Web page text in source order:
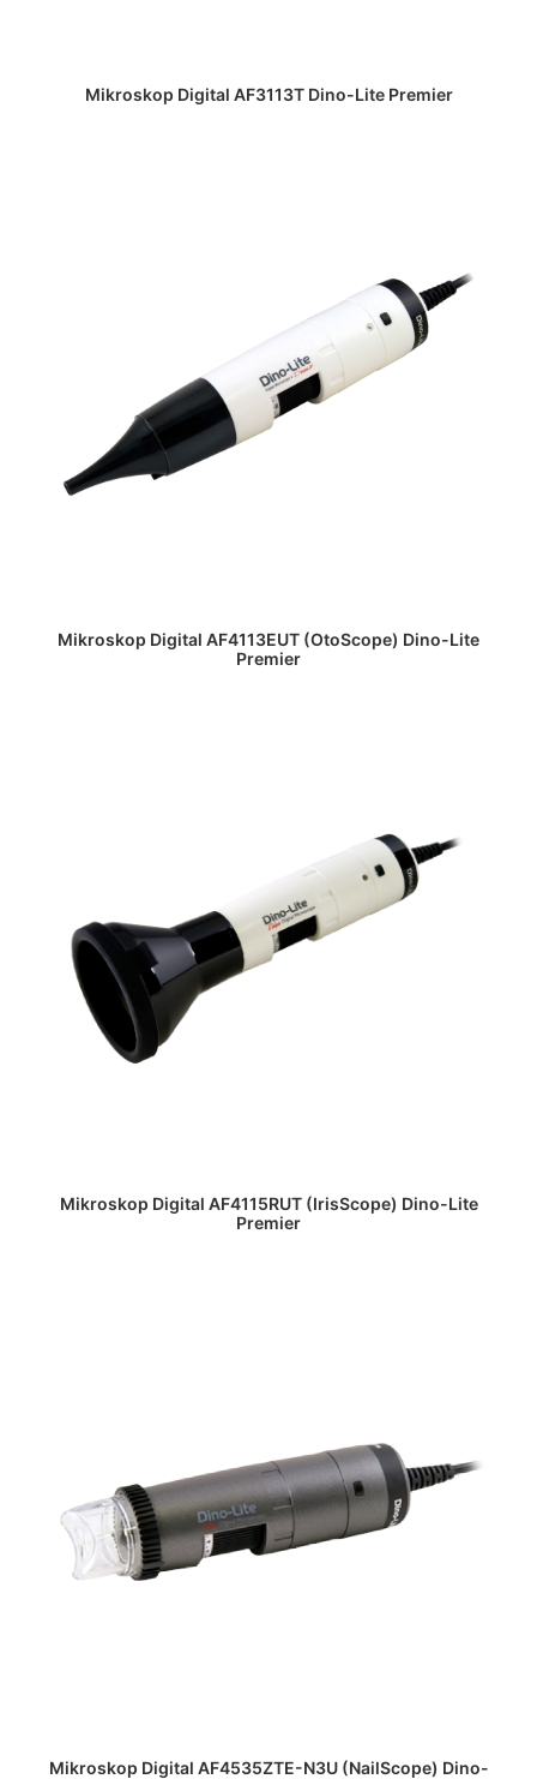
DAPATKAN PENAWARAN HARGA
Mikroskop Digital AF3113T Dino-Lite Premier
DAPATKAN PENAWARAN HARGA
Mikroskop Digital AF4113EUT (OtoScope) Dino-Lite
Premier
DAPATKAN PENAWARAN HARGA
Mikroskop Digital AF4115RUT (IrisScope) Dino-Lite
Premier
DAPATKAN PENAWARAN HARGA
Mikroskop Digital AF4535ZTE-N3U (NailScope) Dino-